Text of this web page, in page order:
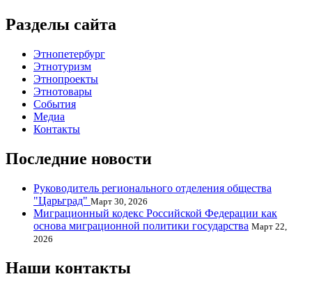
Разделы сайта
Этнопетербург
Этнотуризм
Этнопроекты
Этнотовары
События
Медиа
Контакты
Последние новости
Руководитель регионального отделения общества
"Царьград" Март 30, 2026
Миграционный кодекс Российской Федерации как
основа миграционной политики государства Март 22,
2026
Наши контакты